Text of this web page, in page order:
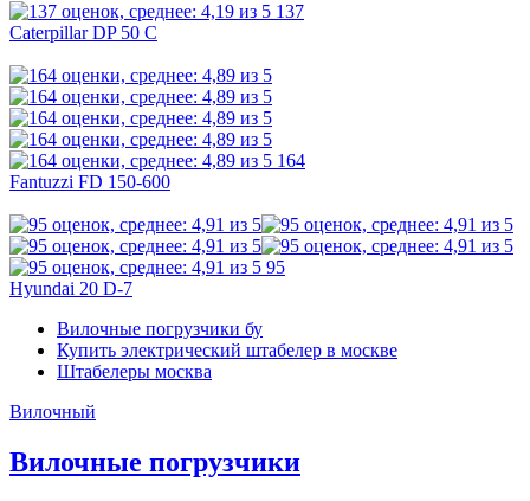
137
Caterpillar DP 50 C
164
Fantuzzi FD 150-600
95
Hyundai 20 D-7
Вилочные погрузчики бу
Купить электрический штабелер в москве
Штабелеры москва
Вилочный
Вилочные погрузчики